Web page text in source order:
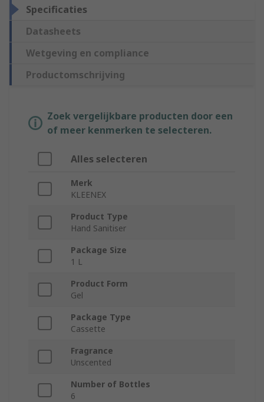
Specificaties
Datasheets
Wetgeving en compliance
Productomschrijving
Zoek vergelijkbare producten door een
of meer kenmerken te selecteren.
Alles selecteren
Merk
KLEENEX
Product Type
Hand Sanitiser
Package Size
1 L
Product Form
Gel
Package Type
Cassette
Fragrance
Unscented
Number of Bottles
6